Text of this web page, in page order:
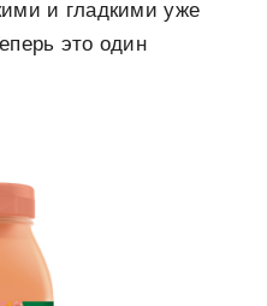
и гладкими уже
это один